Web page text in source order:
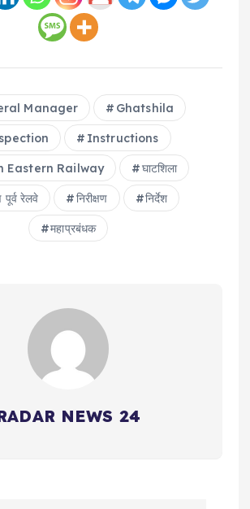
Manager Ghatshila
Instructions
Eastern Railway घाटशिला
पूर्व रेलवे निरीक्षण निर्देश
महाप्रबंधक
NEWS 24